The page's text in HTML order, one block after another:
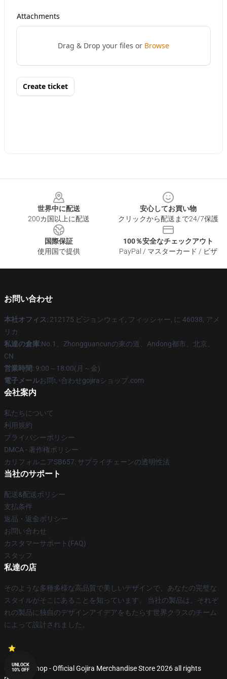
世界中に配送
200カ国以上に配送
安心してお買い物
クリックから配送まで24/7保護
国際保証
使用国で提供
100％安全なチェックアウト
PayPal / マスターカード / ビザ
お問い合わせ
本社オフィス: 212175 ビジョンウェイ, フィッシャー, に 46038, アメ
リカ
私達の倉庫:No.1、Zhongguancunの東の道、Andong都市、北京、
CN
営業時間: 9:00～18:00(月～金)
電子メールお問い合わせgojiraショップ.com
会社案内
私たちについて
利用規約
プライバシーポリシー
DMCA - 著作権ポリシー
カリフォルニアSB657: サプライチェーンの透明性法
当社のサポート
配送&配送ポリシー
支払条件
返品・返金ポリシー
お問い合わせ
カスタマーサポート(FAQ)
スタッフ
私達の店
そのような多種多様な高品質で美しいデザインで、あなたの完璧な
スタイルがそこにあることを知っています。 当社の製品は、それぞ
れの製品に独自のデザインアイデアをもたらす世界クラスのチーム
によって設計されました。
© Gojira Shop - Official Gojira Merchandise Store 2026 all rights
UNLOCK
10% OFF